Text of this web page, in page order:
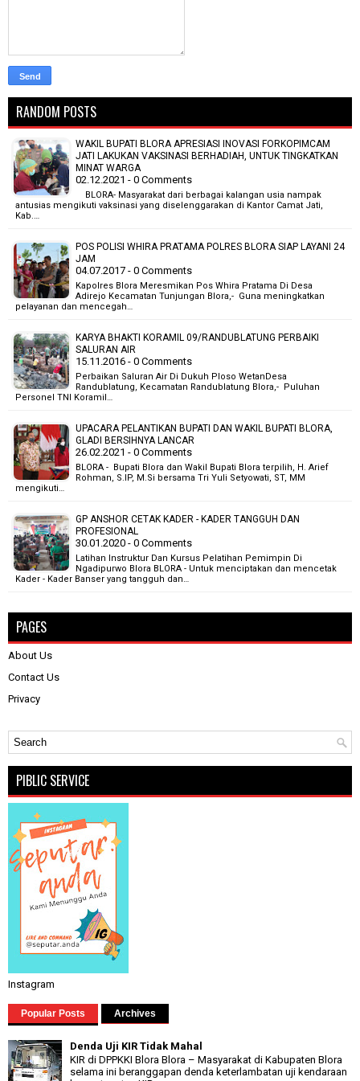
RANDOM POSTS
WAKIL BUPATI BLORA APRESIASI INOVASI FORKOPIMCAM
JATI LAKUKAN VAKSINASI BERHADIAH, UNTUK TINGKATKAN
MINAT WARGA
02.12.2021 - 0 Comments
BLORA- Masyarakat dari berbagai kalangan usia nampak
antusias mengikuti vaksinasi yang diselenggarakan di Kantor Camat Jati,
Kab.…
POS POLISI WHIRA PRATAMA POLRES BLORA SIAP LAYANI 24
JAM
04.07.2017 - 0 Comments
Kapolres Blora Meresmikan Pos Whira Pratama Di Desa
Adirejo Kecamatan Tunjungan Blora,- Guna meningkatkan
pelayanan dan mencegah…
KARYA BHAKTI KORAMIL 09/RANDUBLATUNG PERBAIKI
SALURAN AIR
15.11.2016 - 0 Comments
Perbaikan Saluran Air Di Dukuh Ploso WetanDesa
Randublatung, Kecamatan Randublatung Blora,- Puluhan
Personel TNI Koramil…
UPACARA PELANTIKAN BUPATI DAN WAKIL BUPATI BLORA,
GLADI BERSIHNYA LANCAR
26.02.2021 - 0 Comments
BLORA - Bupati Blora dan Wakil Bupati Blora terpilih, H. Arief
Rohman, S.IP, M.Si bersama Tri Yuli Setyowati, ST, MM
mengikuti…
GP ANSHOR CETAK KADER - KADER TANGGUH DAN
PROFESIONAL
30.01.2020 - 0 Comments
Latihan Instruktur Dan Kursus Pelatihan Pemimpin Di
Ngadipurwo Blora BLORA - Untuk menciptakan dan mencetak
Kader - Kader Banser yang tangguh dan…
PAGES
About Us
Contact Us
Privacy
PIBLIC SERVICE
Instagram
Popular Posts Archives
Denda Uji KIR Tidak Mahal
KIR di DPPKKI Blora Blora – Masyarakat di Kabupaten Blora
selama ini beranggapan denda keterlambatan uji kendaraan